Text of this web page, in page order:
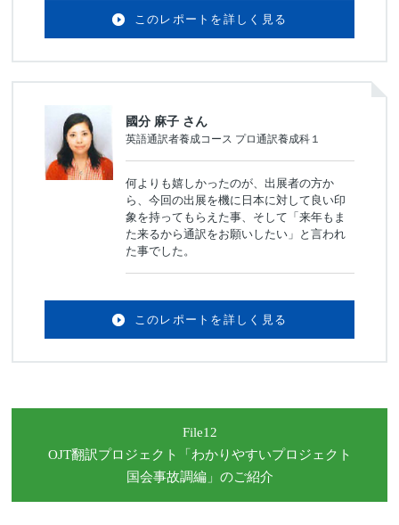
このレポートを詳しく見る
國分 麻子 さん
英語通訳者養成コース プロ通訳養成科１
何よりも嬉しかったのが、出展者の方か
ら、今回の出展を機に日本に対して良い印
象を持ってもらえた事、そして「来年もま
た来るから通訳をお願いしたい」と言われ
た事でした。
このレポートを詳しく見る
File12
OJT翻訳プロジェクト
「わかりやすいプロジェクト
国会事故調編」 のご紹介